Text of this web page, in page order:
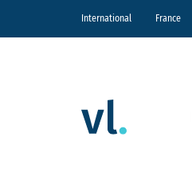
International France